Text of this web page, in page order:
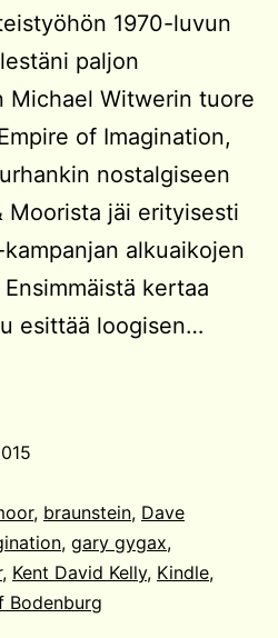
1970-luvun
paljon
Michael Witwerin tuore
of Imagination,
nostalgiseen
Moorista jäi erityisesti
alkuaikojen
kertaa
esittää loogisen…
, braunstein, Dave
, gary gygax,
, Kent David Kelly, Kindle,
Bodenburg